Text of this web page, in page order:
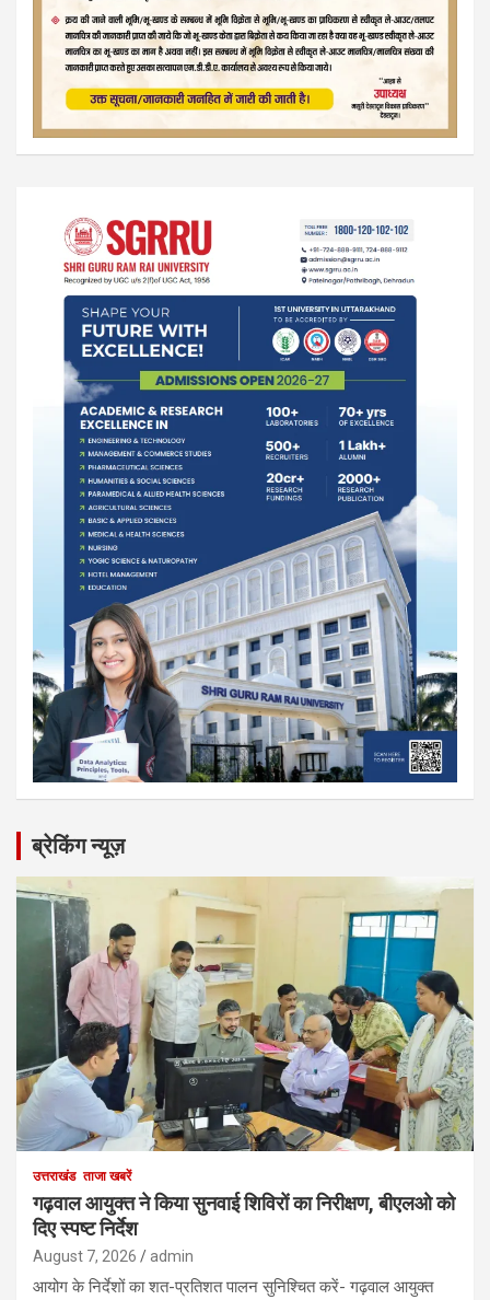
ब्रेकिंग न्यूज़
उत्तराखंड ताजा खबरें
गढ़वाल आयुक्त ने किया सुनवाई शिविरों का निरीक्षण, बीएलओ को
दिए स्पष्ट निर्देश
August 7, 2026 admin
आयोग के निर्देशों का शत-प्रतिशत पालन सुनिश्चित करें- गढ़वाल आयुक्त